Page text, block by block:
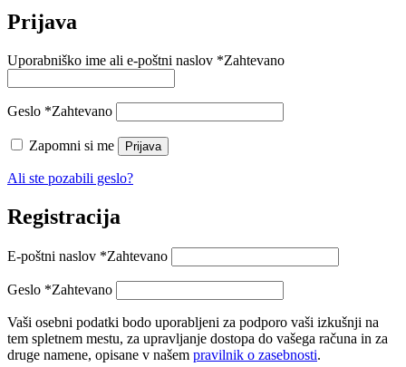
Prijava
Uporabniško ime ali e-poštni naslov *Zahtevano
Geslo *Zahtevano
Zapomni si me Prijava
Ali ste pozabili geslo?
Registracija
E-poštni naslov *Zahtevano
Geslo *Zahtevano
Vaši osebni podatki bodo uporabljeni za podporo vaši izkušnji na
tem spletnem mestu, za upravljanje dostopa do vašega računa in za
druge namene, opisane v našem pravilnik o zasebnosti.